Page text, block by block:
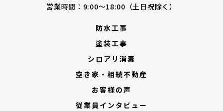
営業時間：9:00〜18:00（土日祝除く）
防水工事
塗装工事
シロアリ消毒
空き家・相続不動産
お客様の声
従業員インタビュー